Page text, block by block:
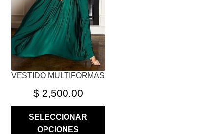
VESTIDO MULTIFORMAS
$2,500.00
SELECCIONAR
OPCIONES
SE
PUEDEN
ELEGIR
EN
LA
PÁGINA
DE
PRODUCTO